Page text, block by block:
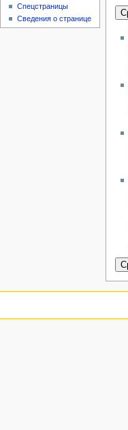
Спецстраницы
Сведения о странице